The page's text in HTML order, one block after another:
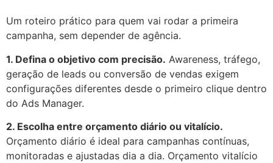
Um roteiro prático para quem vai rodar a primeira
campanha, sem depender de agência.
1. Defina o objetivo com precisão. Awareness, tráfego,
geração de leads ou conversão de vendas exigem
configurações diferentes desde o primeiro clique dentro
do Ads Manager.
2. Escolha entre orçamento diário ou vitalício.
Orçamento diário é ideal para campanhas contínuas,
monitoradas e ajustadas dia a dia. Orçamento vitalício